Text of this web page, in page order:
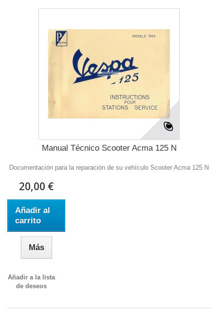
Manual Técnico Scooter Acma 125 N
Documentación para la reparación de su vehículo Scooter Acma 125 N
20,00 €
Añadir al
carrito
Más
Añadir a la lista
de deseos